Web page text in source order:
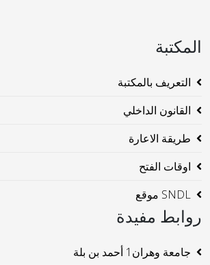
المكتبة
التعريف بالمكتبة
القانون الداخلي
طريقة الاعارة
اوقات الفتح
SNDL موقع
روابط مفيدة
جامعة وهران1 أحمد بن بلة